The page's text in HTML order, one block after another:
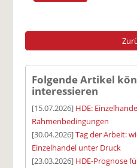
Folgende Artikel
interessieren
[15.07.2026] HDE:
Rahmenbedingungen
[30.04.2026]Tag der Arbeit:
Einzelhandel unter Druck
[23.03.2026] HDE-Prognose